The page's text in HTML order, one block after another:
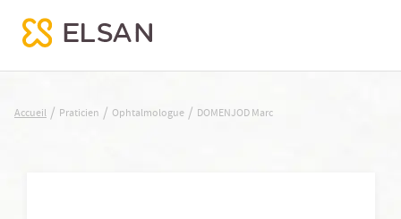
DOMENJOD Marc
Accueil / Praticien / Ophtalmologue / DOMENJOD Marc